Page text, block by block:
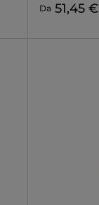
Da 51,45 €